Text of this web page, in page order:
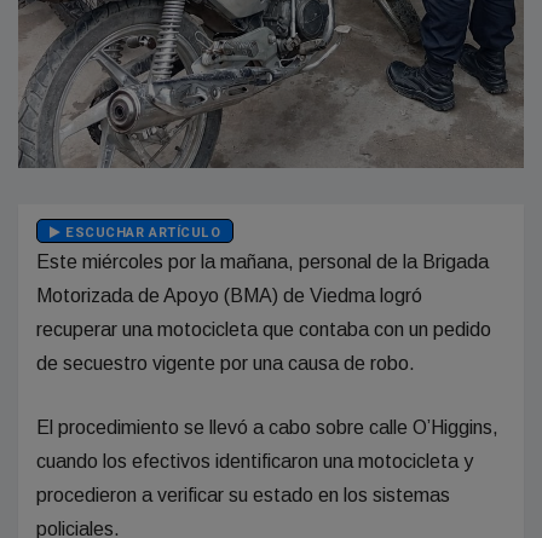
ESCUCHAR ARTÍCULO
Este miércoles por la mañana, personal de la Brigada
Motorizada de Apoyo (BMA) de Viedma logró
recuperar una motocicleta que contaba con un pedido
de secuestro vigente por una causa de robo.
El procedimiento se llevó a cabo sobre calle O’Higgins,
cuando los efectivos identificaron una motocicleta y
procedieron a verificar su estado en los sistemas
policiales.